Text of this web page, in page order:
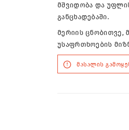
მშვიდობა და
განცხადებაში.
მერიის ცნობითვე,
უსაფრთხოების
მასალის